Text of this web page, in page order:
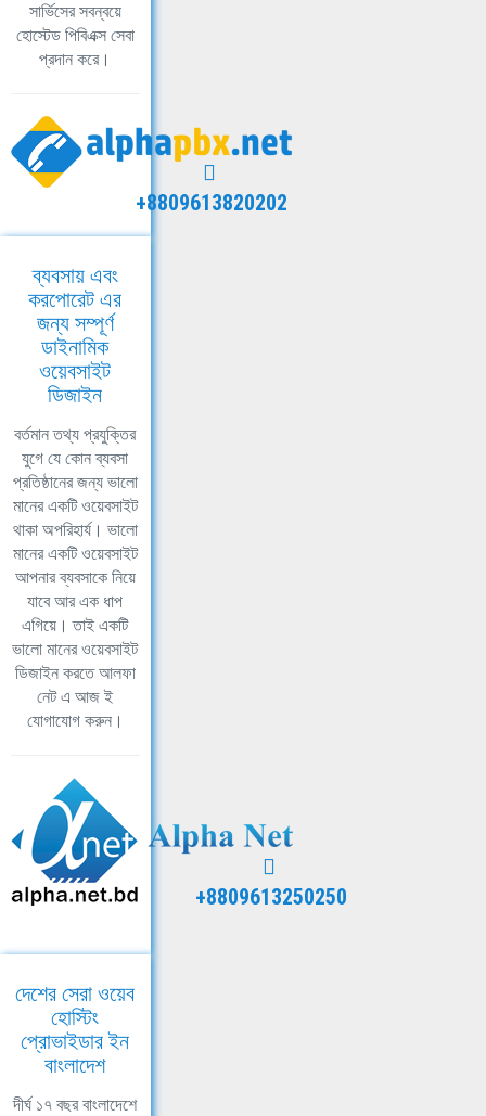
সার্ভিসের সবন্বয়ে
হোস্টেড পিবিএক্স সেবা
প্রদান করে।
+8809613820202
ব্যবসায় এবং
করপোরেট এর
জন্য সম্পূর্ণ
ডাইনামিক
ওয়েবসাইট
ডিজাইন
বর্তমান তথ্য প্রযুক্তির
যুগে যে কোন ব্যবসা
প্রতিষ্ঠানের জন্য ভালো
মানের একটি ওয়েবসাইট
থাকা অপরিহার্য। ভালো
মানের একটি ওয়েবসাইট
আপনার ব্যবসাকে নিয়ে
যাবে আর এক ধাপ
এগিয়ে। তাই একটি
ভালো মানের ওয়েবসাইট
ডিজাইন করতে আলফা
নেট এ আজ ই
যোগাযোগ করুন।
+8809613250250
দেশের সেরা ওয়েব
হোস্টিং
প্রোভাইডার ইন
বাংলাদেশ
দীর্ঘ ১৭ বছর বাংলাদেশে